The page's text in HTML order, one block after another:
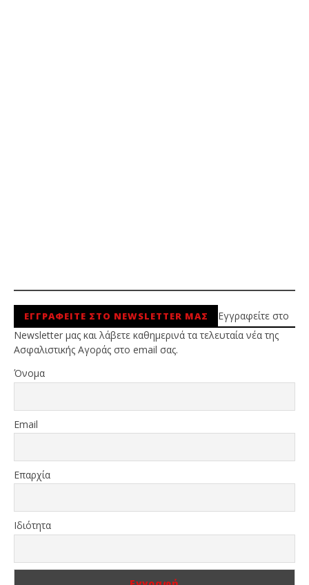
ΕΓΓΡΑΦΕΙΤΕ ΣΤΟ NEWSLETTER ΜΑΣ
Εγγραφείτε στο
Newsletter μας και λάβετε καθημερινά τα τελευταία νέα της
Ασφαλιστικής Αγοράς στο email σας.
Όνομα
Email
Επαρχία
Ιδιότητα